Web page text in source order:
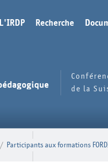
L'IRDP Recherche
de la
/ Participants aux formations